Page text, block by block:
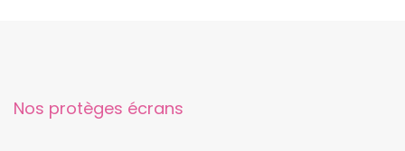
Nos protèges écrans